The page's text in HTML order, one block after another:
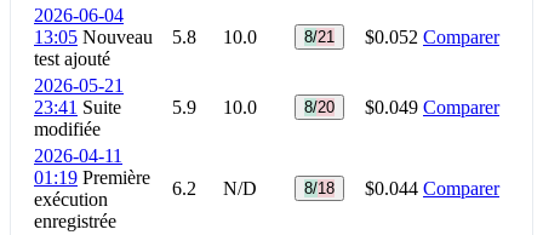
2026-06-04
13:05 Nouveau
test ajouté
5.8 10.0 8/21 $0.052 Comparer
2026-05-21
23:41 Suite
modifiée
5.9 10.0 8/20 $0.049 Comparer
2026-04-11
01:19 Première
exécution
enregistrée
6.2 N/D 8/18 $0.044 Comparer